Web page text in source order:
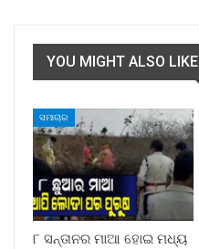
YOU MIGHT ALSO LIKE
ସମାଚାର
୮ ସନ୍ତାନର ମାଆ ହୋଇ ମଧ୍ୟ